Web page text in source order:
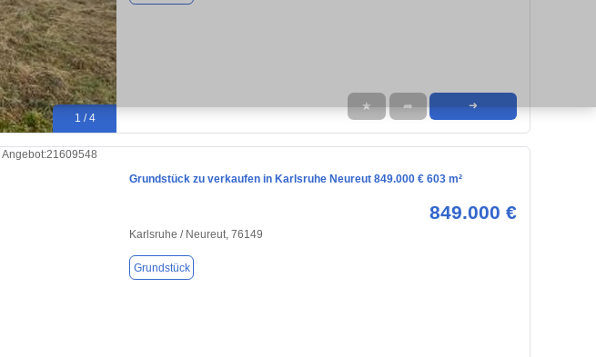
1 / 4
★ ➦ ➜
Grundstück zu verkaufen in Karlsruhe Neureut 849.000 € 603 m²
849.000 €
Karlsruhe / Neureut, 76149
Grundstück